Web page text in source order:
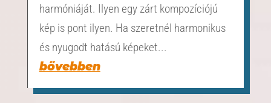
harmóniáját. Ilyen egy zárt kompozíciójú
kép is pont ilyen. Ha szeretnél harmonikus
és nyugodt hatású képeket...
bővebben